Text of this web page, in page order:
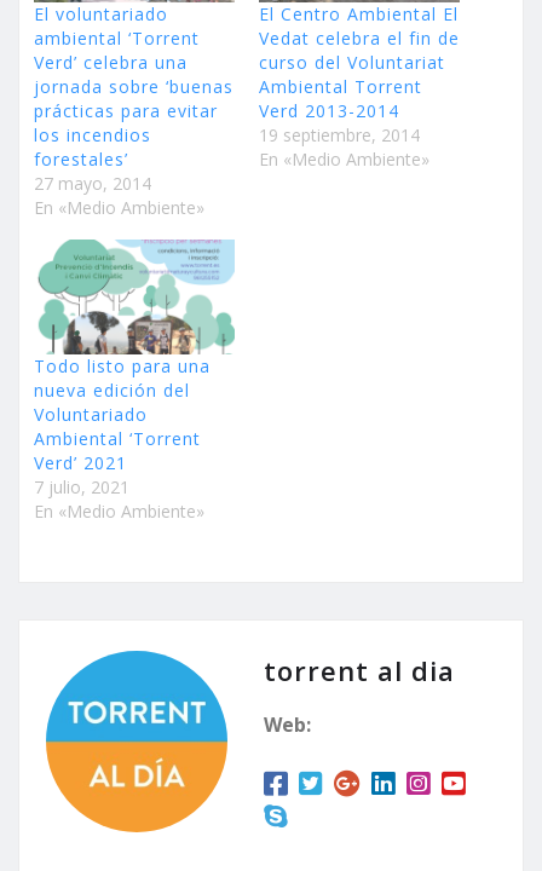
El voluntariado
ambiental ‘Torrent
Verd’ celebra una
jornada sobre ‘buenas
prácticas para evitar
los incendios
forestales’
27 mayo, 2014
En «Medio Ambiente»
El Centro Ambiental El
Vedat celebra el fin de
curso del Voluntariat
Ambiental Torrent
Verd 2013-2014
19 septiembre, 2014
En «Medio Ambiente»
Todo listo para una
nueva edición del
Voluntariado
Ambiental ‘Torrent
Verd’ 2021
7 julio, 2021
En «Medio Ambiente»
torrent al dia
Web: